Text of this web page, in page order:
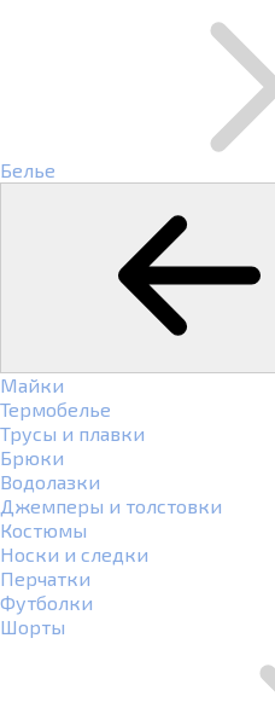
Белье
Майки
Термобелье
Трусы и плавки
Брюки
Водолазки
Джемперы и толстовки
Костюмы
Носки и следки
Перчатки
Футболки
Шорты